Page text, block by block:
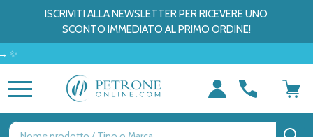
ISCRIVITI ALLA NEWSLETTER PER RICEVERE UNO
SCONTO IMMEDIATO AL PRIMO ORDINE!
Ricerca